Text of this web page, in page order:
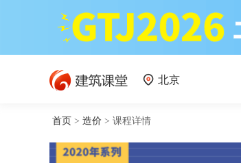
北京
首页 > 造价 > 课程详情